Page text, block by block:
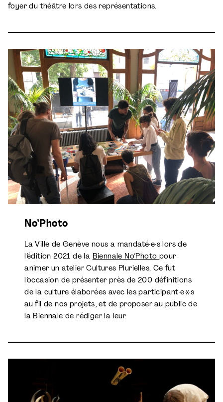
foyer du théâtre lors des représentations.
No’Photo
La Ville de Genève nous a mandaté·e·s lors de
l’édition 2021 de la Biennale No’Photo pour
animer un atelier Cultures Plurielles. Ce fut
l’occasion de présenter près de 200 définitions
de la culture élaborées avec les participant·e·x·s
au fil de nos projets, et de proposer au public de
la Biennale de rédiger la leur.